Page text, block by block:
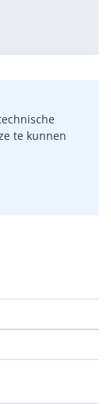
te kunnen